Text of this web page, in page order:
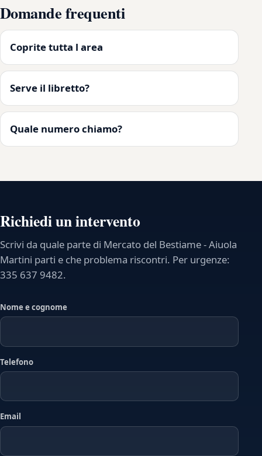
Domande frequenti
Coprite tutta l area
Serve il libretto?
Quale numero chiamo?
Richiedi un intervento
Scrivi da quale parte di Mercato del Bestiame - Aiuola
Martini parti e che problema riscontri. Per urgenze:
335 637 9482.
Nome e cognome
Telefono
Email